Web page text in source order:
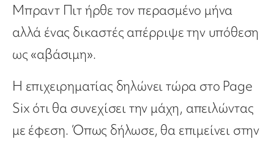
Μπραντ Πιτ ήρθε τον περασμένο μήνα
αλλά ένας δικαστές απέρριψε την υπόθεση
ως «αβάσιμη».
Η επιχειρηματίας δηλώνει τώρα στο Page
Six ότι θα συνεχίσει την μάχη, απειλώντας
με έφεση. Όπως δήλωσε, θα επιμείνει στην